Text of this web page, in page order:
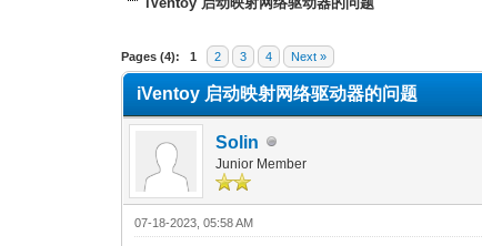
Pages (4): 1 2 3 4 Next »
0 Vote(s) - 0 Average
1
2
3
4
5
iVentoy 启动映射网络驱动器的问题
Solin
Junior Member
07-18-2023, 05:58 AM